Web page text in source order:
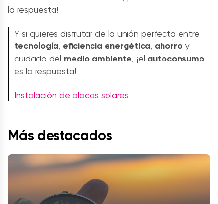
la respuesta!
Y si quieres disfrutar de la unión perfecta entre
tecnología, eficiencia energética, ahorro y
cuidado del medio ambiente, ¡el autoconsumo
es la respuesta!
Instalación de placas solares
Más destacados